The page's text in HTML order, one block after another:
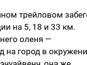
трейловом
на 5, 18 и 33 км.
оленя —
на город в